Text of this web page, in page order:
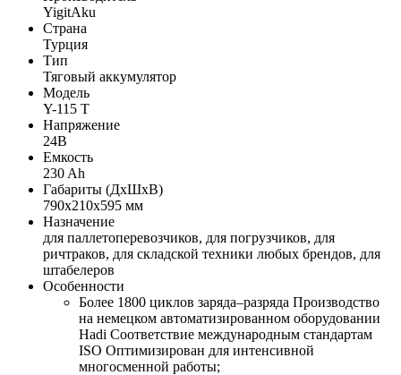
YigitAku
Страна
Турция
Тип
Тяговый аккумулятор
Модель
Y-115 T
Напряжение
24В
Емкость
230 Ah
Габариты (ДхШхВ)
790х210х595 мм
Назначение
для паллетоперевозчиков, для погрузчиков, для
ричтраков, для складской техники любых брендов, для
штабелеров
Особенности
Более 1800 циклов заряда–разряда Производство
на немецком автоматизированном оборудовании
Hadi Соответствие международным стандартам
ISO Оптимизирован для интенсивной
многосменной работы;